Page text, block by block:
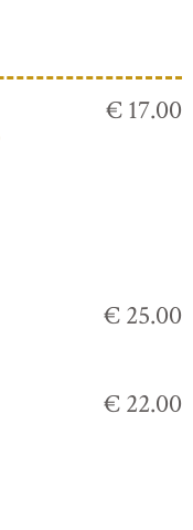
€ 17.00
€ 25.00
€ 22.00